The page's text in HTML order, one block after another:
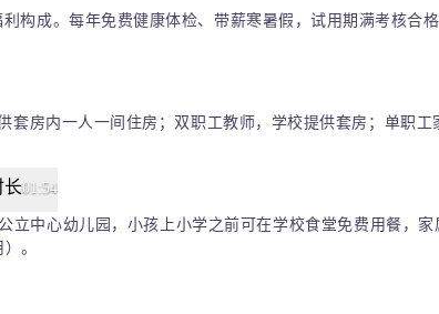
利构成。每年免费健康体检、带薪寒暑假，试用期满考核合格
套房内一人一间住房； 双职工教师，学校提供套房； 单职工
立中心幼儿园，小孩上小学之前可在学校食堂免费用餐，
。
01:54